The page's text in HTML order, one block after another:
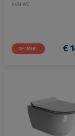
VASI WC
DETTAGLI €